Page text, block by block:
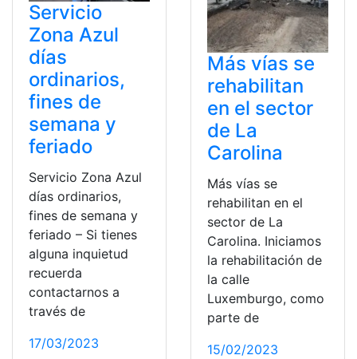
Servicio
Zona Azul
días
ordinarios,
fines de
semana y
feriado
Servicio Zona Azul
días ordinarios,
fines de semana y
feriado – Si tienes
alguna inquietud
recuerda
contactarnos a
través de
17/03/2023
Más vías se
rehabilitan
en el sector
de La
Carolina
Más vías se
rehabilitan en el
sector de La
Carolina. Iniciamos
la rehabilitación de
la calle
Luxemburgo, como
parte de
15/02/2023